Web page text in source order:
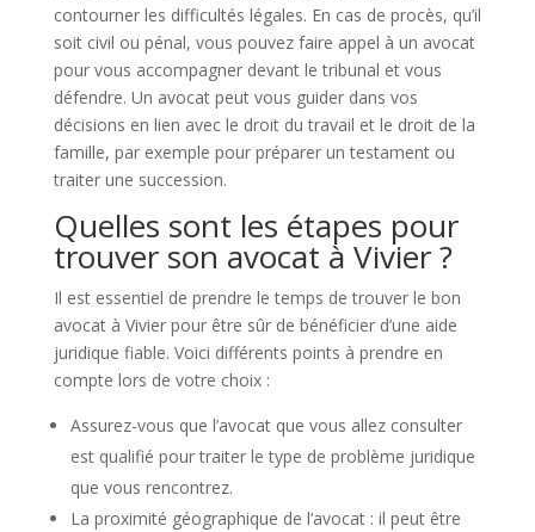
contourner les difficultés légales. En cas de procès, qu’il
soit civil ou pénal, vous pouvez faire appel à un avocat
pour vous accompagner devant le tribunal et vous
défendre. Un avocat peut vous guider dans vos
décisions en lien avec le droit du travail et le droit de la
famille, par exemple pour préparer un testament ou
traiter une succession.
Quelles sont les étapes pour
trouver son avocat à Vivier ?
Il est essentiel de prendre le temps de trouver le bon
avocat à Vivier pour être sûr de bénéficier d’une aide
juridique fiable. Voici différents points à prendre en
compte lors de votre choix :
Assurez-vous que l’avocat que vous allez consulter
est qualifié pour traiter le type de problème juridique
que vous rencontrez.
La proximité géographique de l’avocat : il peut être